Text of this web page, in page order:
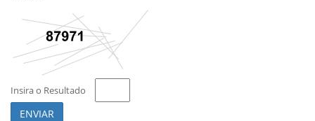
Insira o Resultado
ENVIAR